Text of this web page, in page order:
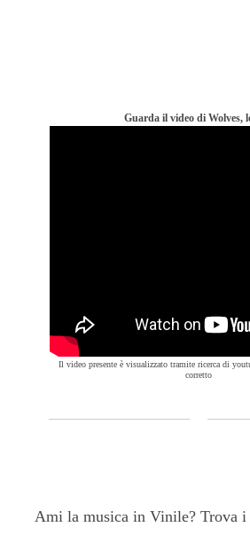
Guarda il video di Wolves,
Il video presente è visualizzato tramite ricerca di
corretto
Ami la musica in Vinile? Trova i